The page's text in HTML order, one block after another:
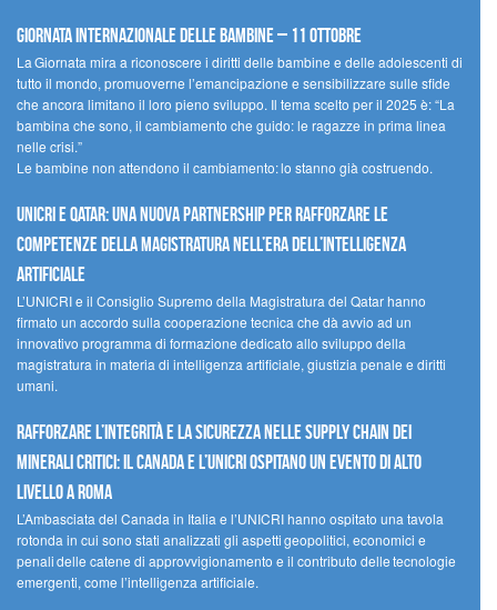
Giornata internazionale delle bambine – 11 ottobre
La Giornata mira a riconoscere i diritti delle bambine e delle adolescenti di
tutto il mondo, promuoverne l’emancipazione e sensibilizzare sulle sfide
che ancora limitano il loro pieno sviluppo. Il tema scelto per il 2025 è: “La
bambina che sono, il cambiamento che guido: le ragazze in prima linea
nelle crisi.”
Le bambine non attendono il cambiamento: lo stanno già costruendo.
UNICRI e Qatar: una nuova partnership per rafforzare le
competenze della magistratura nell’era dell’intelligenza
artificiale
L’UNICRI e il Consiglio Supremo della Magistratura del Qatar hanno
firmato un accordo sulla cooperazione tecnica che dà avvio ad un
innovativo programma di formazione dedicato allo sviluppo della
magistratura in materia di intelligenza artificiale, giustizia penale e diritti
umani.
Rafforzare l’integrità e la sicurezza nelle supply chain dei
minerali critici: il Canada e l’UNICRI ospitano un evento di alto
livello a Roma
L’Ambasciata del Canada in Italia e l’UNICRI hanno ospitato una tavola
rotonda in cui sono stati analizzati gli aspetti geopolitici, economici e
penali delle catene di approvvigionamento e il contributo delle tecnologie
emergenti, come l’intelligenza artificiale.